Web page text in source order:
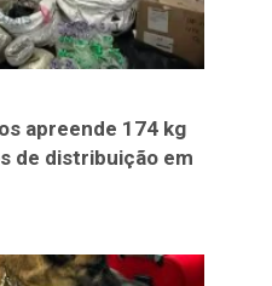
apreende 174 kg
de distribuição em